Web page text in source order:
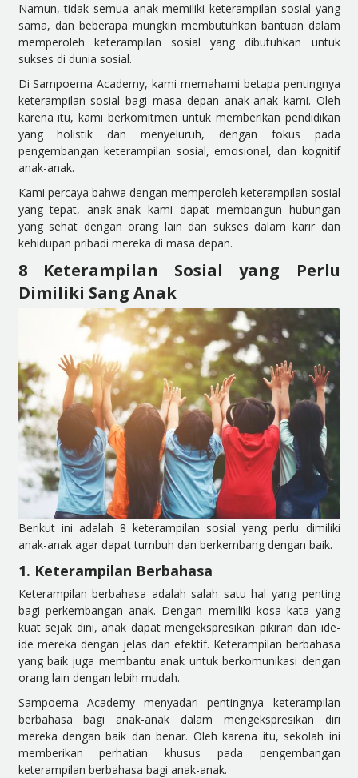
Namun, tidak semua anak memiliki keterampilan sosial yang
sama, dan beberapa mungkin membutuhkan bantuan dalam
memperoleh keterampilan sosial yang dibutuhkan untuk
sukses di dunia sosial.
Di Sampoerna Academy, kami memahami betapa pentingnya
keterampilan sosial bagi masa depan anak-anak kami. Oleh
karena itu, kami berkomitmen untuk memberikan pendidikan
yang holistik dan menyeluruh, dengan fokus pada
pengembangan keterampilan sosial, emosional, dan kognitif
anak-anak.
Kami percaya bahwa dengan memperoleh keterampilan sosial
yang tepat, anak-anak kami dapat membangun hubungan
yang sehat dengan orang lain dan sukses dalam karir dan
kehidupan pribadi mereka di masa depan.
8 Keterampilan Sosial yang Perlu
Dimiliki Sang Anak
Berikut ini adalah 8 keterampilan sosial yang perlu dimiliki
anak-anak agar dapat tumbuh dan berkembang dengan baik.
1. Keterampilan Berbahasa
Keterampilan berbahasa adalah salah satu hal yang penting
bagi perkembangan anak. Dengan memiliki kosa kata yang
kuat sejak dini, anak dapat mengekspresikan pikiran dan ide-
ide mereka dengan jelas dan efektif. Keterampilan berbahasa
yang baik juga membantu anak untuk berkomunikasi dengan
orang lain dengan lebih mudah.
Sampoerna Academy menyadari pentingnya keterampilan
berbahasa bagi anak-anak dalam mengekspresikan diri
mereka dengan baik dan benar. Oleh karena itu, sekolah ini
memberikan perhatian khusus pada pengembangan
keterampilan berbahasa bagi anak-anak.